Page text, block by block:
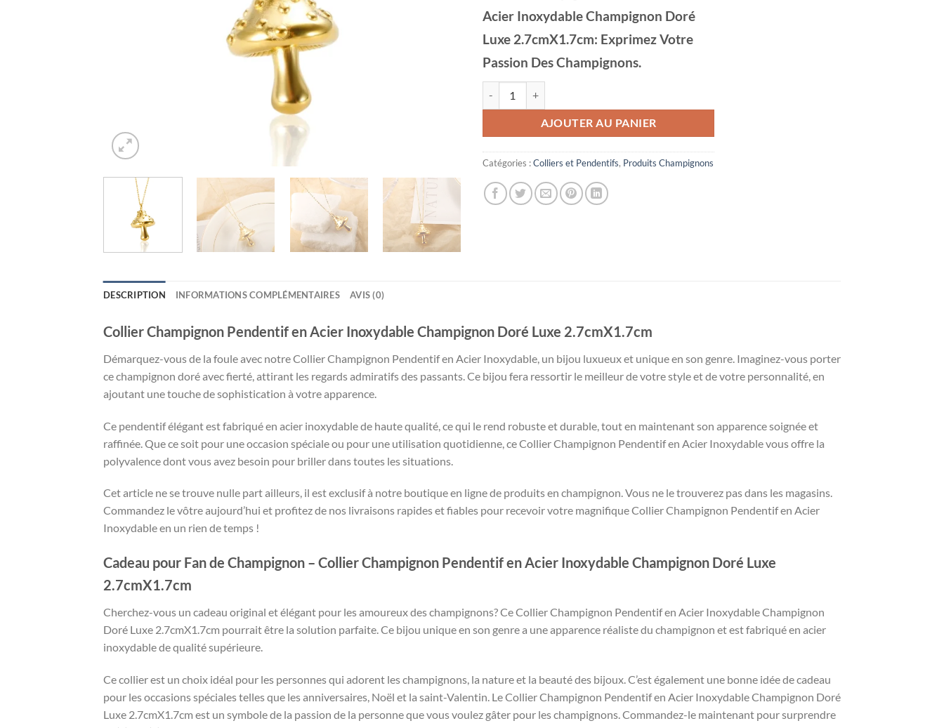
Acier Inoxydable Champignon Doré
Luxe 2.7cmX1.7cm: Exprimez Votre
Passion Des Champignons.
AJOUTER AU PANIER
Catégories :Colliers et Pendentifs, Produits Champignons
DESCRIPTION INFORMATIONS COMPLÉMENTAIRES AVIS (0)
Collier Champignon Pendentif en Acier Inoxydable Champignon Doré Luxe 2.7cmX1.7cm
Démarquez-vous de la foule avec notre Collier Champignon Pendentif en Acier Inoxydable, un bijou luxueux et unique en son genre. Imaginez-vous porter
ce champignon doré avec fierté, attirant les regards admiratifs des passants. Ce bijou fera ressortir le meilleur de votre style et de votre personnalité, en
ajoutant une touche de sophistication à votre apparence.
Ce pendentif élégant est fabriqué en acier inoxydable de haute qualité, ce qui le rend robuste et durable, tout en maintenant son apparence soignée et
raffinée. Que ce soit pour une occasion spéciale ou pour une utilisation quotidienne, ce Collier Champignon Pendentif en Acier Inoxydable vous offre la
polyvalence dont vous avez besoin pour briller dans toutes les situations.
Cet article ne se trouve nulle part ailleurs, il est exclusif à notre boutique en ligne de produits en champignon. Vous ne le trouverez pas dans les magasins.
Commandez le vôtre aujourd’hui et profitez de nos livraisons rapides et fiables pour recevoir votre magnifique Collier Champignon Pendentif en Acier
Inoxydable en un rien de temps !
Cadeau pour Fan de Champignon – Collier Champignon Pendentif en Acier Inoxydable Champignon Doré Luxe
2.7cmX1.7cm
Cherchez-vous un cadeau original et élégant pour les amoureux des champignons? Ce Collier Champignon Pendentif en Acier Inoxydable Champignon
Doré Luxe 2.7cmX1.7cm pourrait être la solution parfaite. Ce bijou unique en son genre a une apparence réaliste du champignon et est fabriqué en acier
inoxydable de qualité supérieure.
Ce collier est un choix idéal pour les personnes qui adorent les champignons, la nature et la beauté des bijoux. C’est également une bonne idée de cadeau
pour les occasions spéciales telles que les anniversaires, Noël et la saint-Valentin. Le Collier Champignon Pendentif en Acier Inoxydable Champignon Doré
Luxe 2.7cmX1.7cm est un symbole de la passion de la personne que vous voulez gâter pour les champignons. Commandez-le maintenant pour surprendre